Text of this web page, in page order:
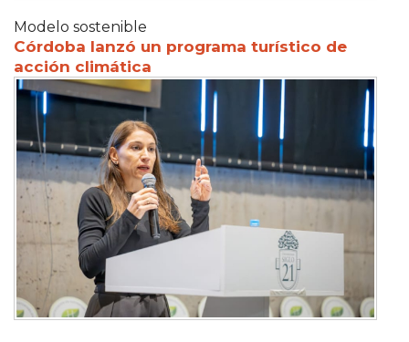
Modelo sostenible
Córdoba lanzó un programa turístico de
acción climática